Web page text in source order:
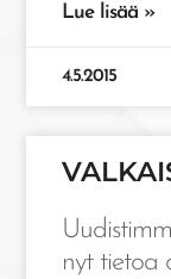
Lue lisää »
4.5.2015
nyt tietoa